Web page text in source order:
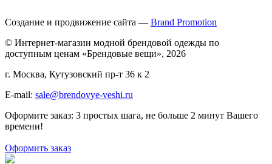
Создание и продвижение сайта — Brand Promotion
© Интернет-магазин модной брендовой одежды по
доступным ценам «Брендовые вещи», 2026
г. Москва, Кутузовский пр-т 36 к 2
E-mail: sale@brendovye-veshi.ru
Оформите заказ: 3 простых шага, не больше 2 минут Вашего
времени!
Оформить заказ